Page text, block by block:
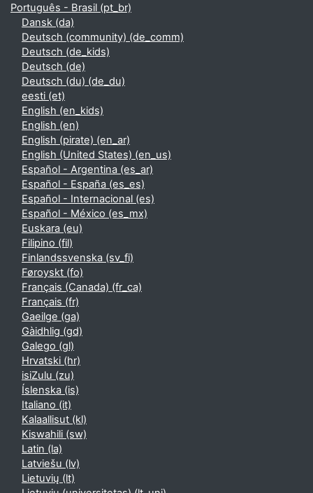
Português - Brasil ‎(pt_br)‎
Dansk ‎(da)‎
Deutsch (community) ‎(de_comm)‎
Deutsch ‎(de_kids)‎
Deutsch ‎(de)‎
Deutsch (du) ‎(de_du)‎
eesti ‎(et)‎
English ‎(en_kids)‎
English ‎(en)‎
English (pirate) ‎(en_ar)‎
English (United States) ‎(en_us)‎
Español - Argentina ‎(es_ar)‎
Español - España ‎(es_es)‎
Español - Internacional ‎(es)‎
Español - México ‎(es_mx)‎
Euskara ‎(eu)‎
Filipino ‎(fil)‎
Finlandssvenska ‎(sv_fi)‎
Føroyskt ‎(fo)‎
Français (Canada) ‎(fr_ca)‎
Français ‎(fr)‎
Gaeilge ‎(ga)‎
Gàidhlig ‎(gd)‎
Galego ‎(gl)‎
Hrvatski ‎(hr)‎
isiZulu ‎(zu)‎
Íslenska ‎(is)‎
Italiano ‎(it)‎
Kalaallisut ‎(kl)‎
Kiswahili ‎(sw)‎
Latin ‎(la)‎
Latviešu ‎(lv)‎
Lietuvių ‎(lt)‎